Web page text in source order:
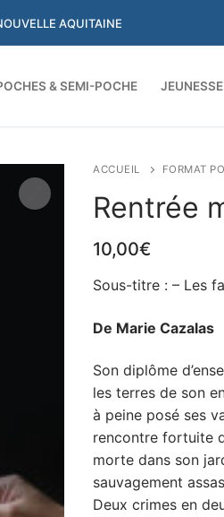
AQUITAINE
& SEMI-POCHE JEUNESSE
ACCUEIL FORMAT
Rentrée
10,00€
Sous-titre : – Les
De Marie Cazalas
Son diplôme
les terres de son
à peine posé ses
rencontre fortuite
morte dans son
sauvagement
Deux crimes en